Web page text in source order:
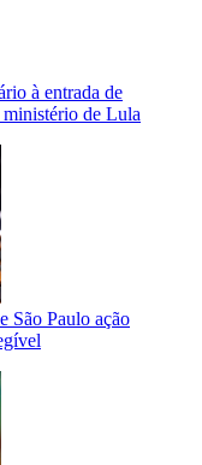
à entrada de
de Lula
São Paulo ação